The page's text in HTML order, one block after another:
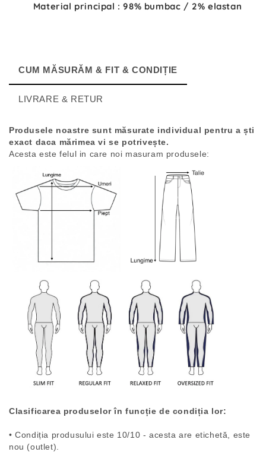
Material principal : 98% bumbac / 2% elastan
CUM MĂSURĂM & FIT & CONDIȚIE
Produsele noastre sunt măsurate individual pentru a ști
exact daca mărimea vi se potrivește.
Acesta este felul in care noi masuram produsele:
Clasificarea produselor în funcție de condiția lor:
• Condiția produsului este 10/10 - acesta are etichetă, este
nou (outlet).
LIVRARE & RETUR